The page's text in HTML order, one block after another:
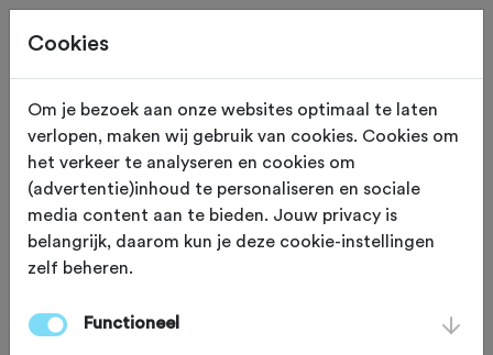
ROUTES + REIZEN Gewijzigd op 12 juni 2023
Het Dak van
Nederland & België
met de fiets bestormen
Cookies
Om je bezoek aan onze websites optimaal te laten
verlopen, maken wij gebruik van cookies. Cookies om
het verkeer te analyseren en cookies om
(advertentie)inhoud te personaliseren en sociale
media content aan te bieden. Jouw privacy is
belangrijk, daarom kun je deze cookie-instellingen
zelf beheren.
Functioneel